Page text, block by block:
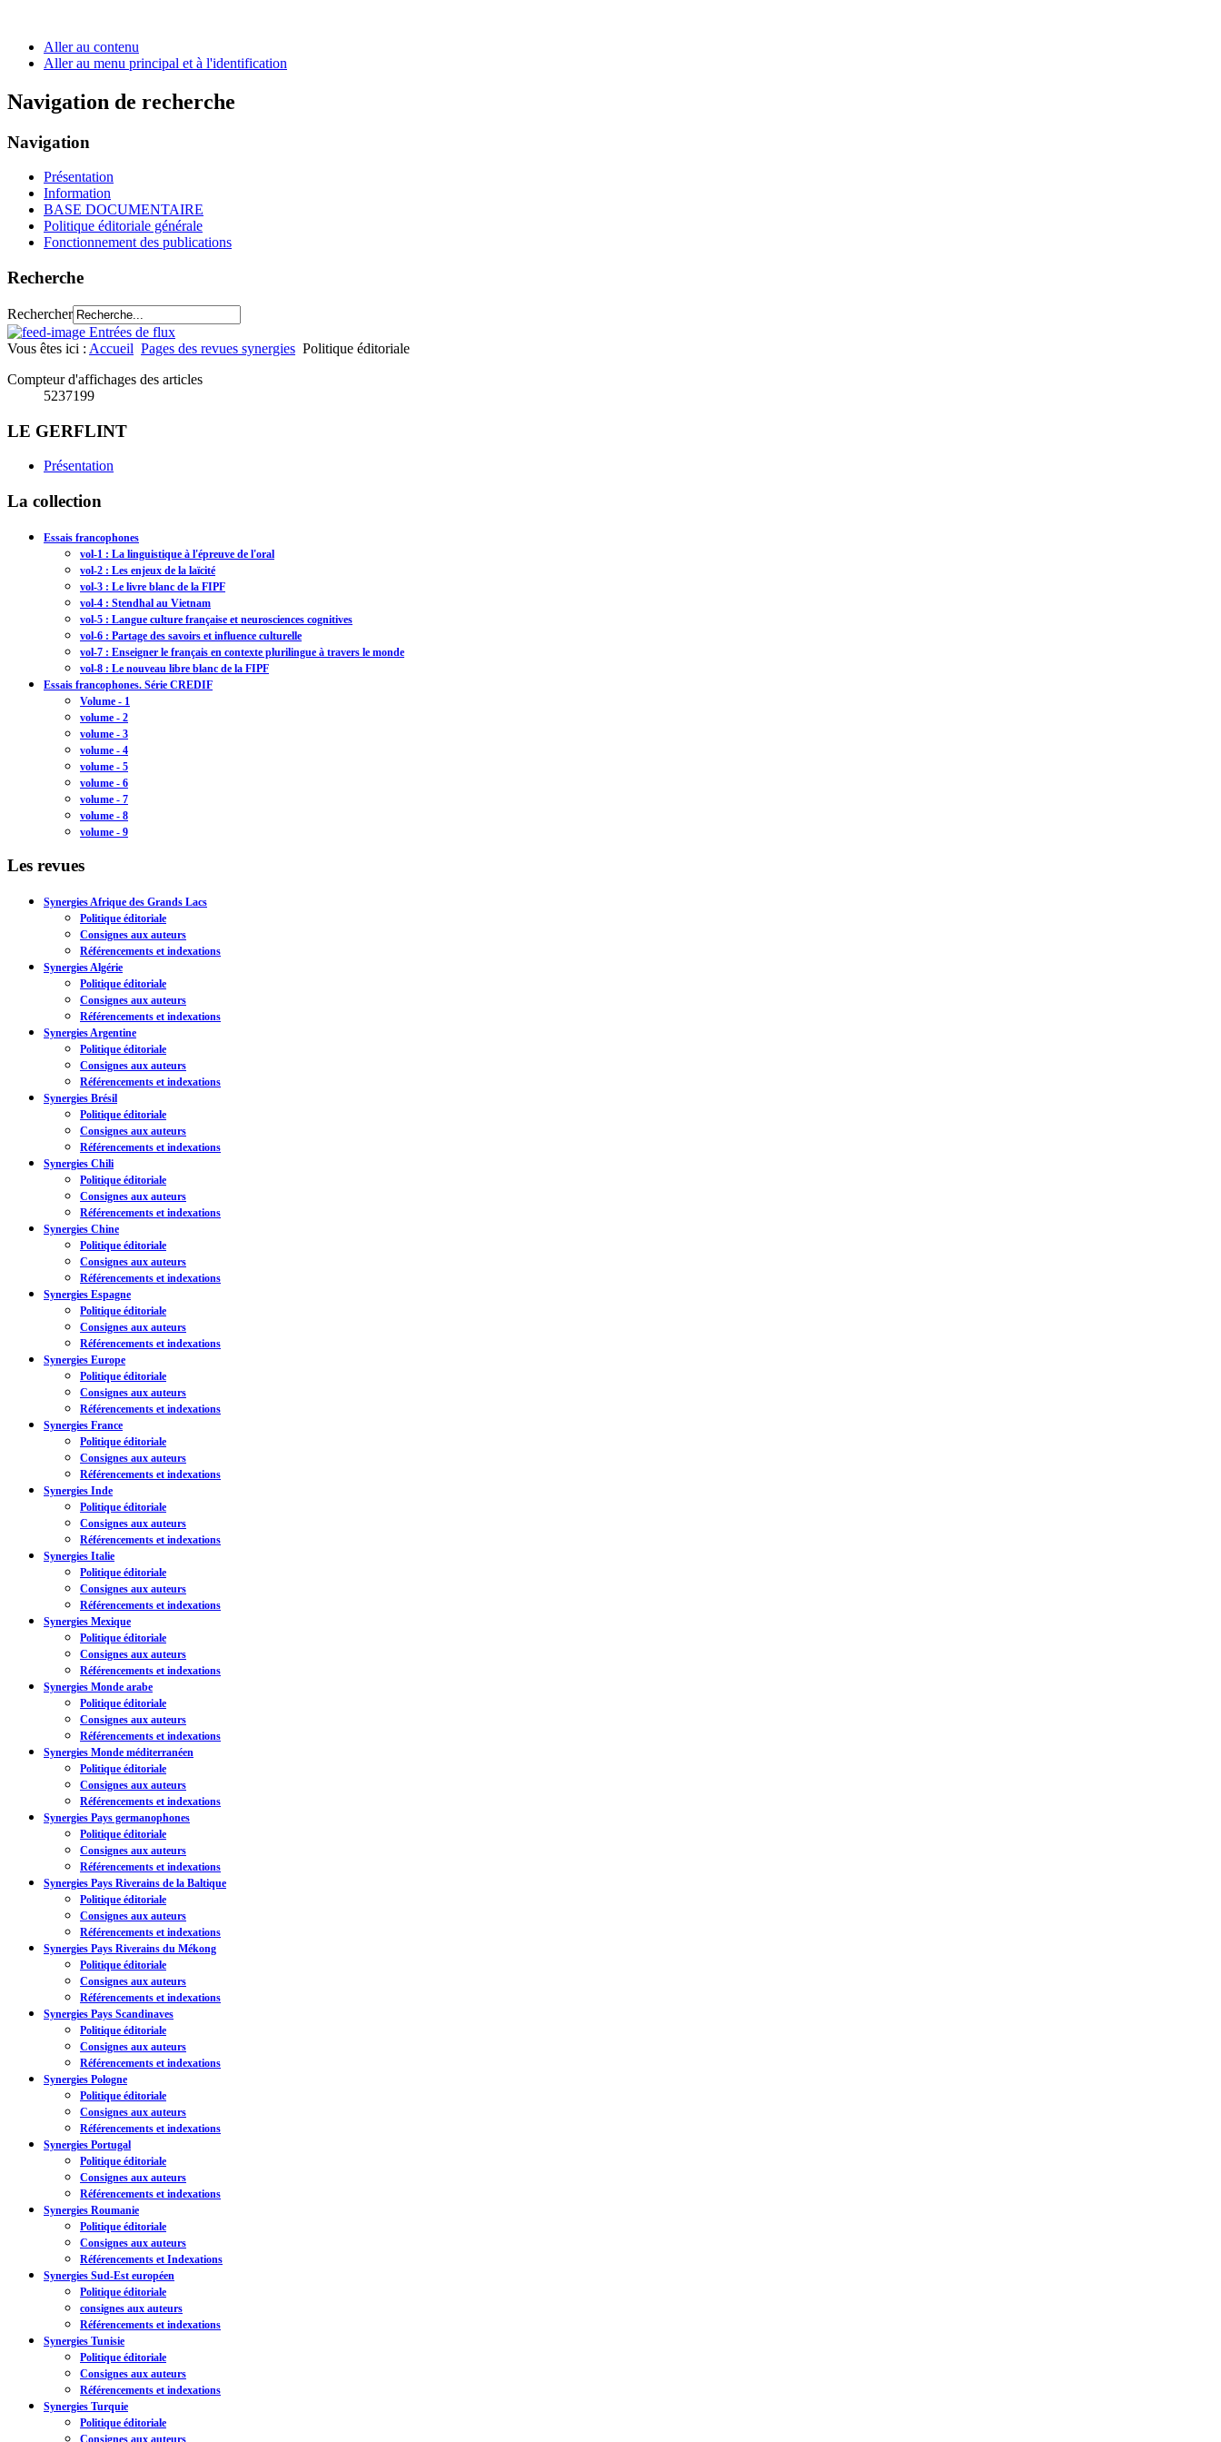
Aller au contenu
Aller au menu principal et à l'identification
Navigation de recherche
Navigation
Présentation
Information
BASE DOCUMENTAIRE
Politique éditoriale générale
Fonctionnement des publications
Recherche
Rechercher
Entrées de flux
Vous êtes ici : Accueil Pages des revues synergies Politique éditoriale
Compteur d'affichages des articles
5237199
LE GERFLINT
Présentation
La collection
Essais francophones
vol-1 : La linguistique à l'épreuve de l'oral
vol-2 : Les enjeux de la laïcité
vol-3 : Le livre blanc de la FIPF
vol-4 : Stendhal au Vietnam
vol-5 : Langue culture française et neurosciences cognitives
vol-6 : Partage des savoirs et influence culturelle
vol-7 : Enseigner le français en contexte plurilingue à travers le monde
vol-8 : Le nouveau libre blanc de la FIPF
Essais francophones. Série CREDIF
Volume - 1
volume - 2
volume - 3
volume - 4
volume - 5
volume - 6
volume - 7
volume - 8
volume - 9
Les revues
Synergies Afrique des Grands Lacs
Politique éditoriale
Consignes aux auteurs
Référencements et indexations
Synergies Algérie
Politique éditoriale
Consignes aux auteurs
Référencements et indexations
Synergies Argentine
Politique éditoriale
Consignes aux auteurs
Référencements et indexations
Synergies Brésil
Politique éditoriale
Consignes aux auteurs
Référencements et indexations
Synergies Chili
Politique éditoriale
Consignes aux auteurs
Référencements et indexations
Synergies Chine
Politique éditoriale
Consignes aux auteurs
Référencements et indexations
Synergies Espagne
Politique éditoriale
Consignes aux auteurs
Référencements et indexations
Synergies Europe
Politique éditoriale
Consignes aux auteurs
Référencements et indexations
Synergies France
Politique éditoriale
Consignes aux auteurs
Référencements et indexations
Synergies Inde
Politique éditoriale
Consignes aux auteurs
Référencements et indexations
Synergies Italie
Politique éditoriale
Consignes aux auteurs
Référencements et indexations
Synergies Mexique
Politique éditoriale
Consignes aux auteurs
Référencements et indexations
Synergies Monde arabe
Politique éditoriale
Consignes aux auteurs
Référencements et indexations
Synergies Monde méditerranéen
Politique éditoriale
Consignes aux auteurs
Référencements et indexations
Synergies Pays germanophones
Politique éditoriale
Consignes aux auteurs
Référencements et indexations
Synergies Pays Riverains de la Baltique
Politique éditoriale
Consignes aux auteurs
Référencements et indexations
Synergies Pays Riverains du Mékong
Politique éditoriale
Consignes aux auteurs
Référencements et indexations
Synergies Pays Scandinaves
Politique éditoriale
Consignes aux auteurs
Référencements et indexations
Synergies Pologne
Politique éditoriale
Consignes aux auteurs
Référencements et indexations
Synergies Portugal
Politique éditoriale
Consignes aux auteurs
Référencements et indexations
Synergies Roumanie
Politique éditoriale
Consignes aux auteurs
Référencements et Indexations
Synergies Sud-Est européen
Politique éditoriale
consignes aux auteurs
Référencements et indexations
Synergies Tunisie
Politique éditoriale
Consignes aux auteurs
Référencements et indexations
Synergies Turquie
Politique éditoriale
Consignes aux auteurs